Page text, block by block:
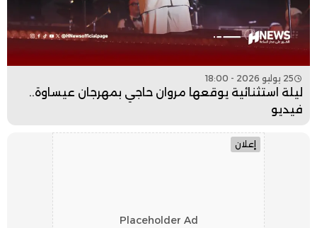
25 يوليو 2026 - 18:00
ليلة استثنائية يوقعها مروان حاجي بمهرجان عيساوة..
فيديو
إعلان
Placeholder Ad